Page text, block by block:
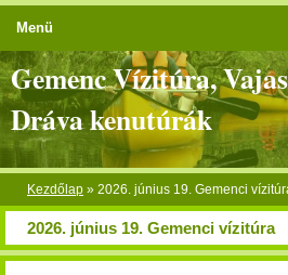
Gemenc Vízitúra,
Dráva kenutúrák
Kezdőlap » 2026. június 19. Gemenci
2026. június 19. Gemenci vízitúra
Menü